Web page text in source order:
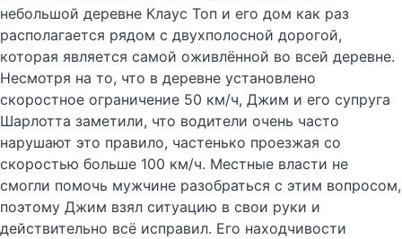
небольшой деревне Клаус Топ и его дом как раз
располагается рядом с двухполосной дорогой,
которая является самой оживлённой во всей деревне.
Несмотря на то, что в деревне установлено
скоростное ограничение 50 км/ч, Джим и его супруга
Шарлотта заметили, что водители очень часто
нарушают это правило, частенько проезжая со
скоростью больше 100 км/ч. Местные власти не
смогли помочь мужчине разобраться с этим вопросом,
поэтому Джим взял ситуацию в свои руки и
действительно всё исправил. Его находчивости